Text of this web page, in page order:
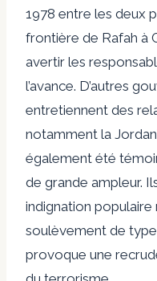
1978 entre les deux
frontière de Rafah à
avertir les
l’avance. D’autres
entretiennent des
notamment la
également été
de grande ampleur.
indignation populaire
soulèvement de
provoque une